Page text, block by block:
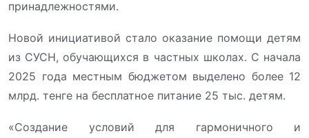
принадлежностями.
Новой инициативой стало оказание помощи детям
из СУСН, обучающихся в частных школах. С начала
2025 года местным бюджетом выделено более 12
млрд. тенге на бесплатное питание 25 тыс. детям.
«Создание условий для гармоничного и